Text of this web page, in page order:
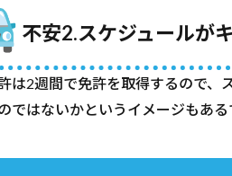
克服！
実は合
宿免許
には自
由時間
も結構
不安2.スケジュールが
は2週間で免許を取得するので、
ではないかというイメージもある